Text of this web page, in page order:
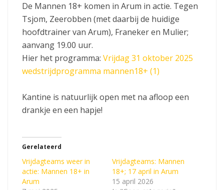
De Mannen 18+ komen in Arum in actie. Tegen
Tsjom, Zeerobben (met daarbij de huidige
hoofdtrainer van Arum), Franeker en Mulier;
aanvang 19.00 uur.
Hier het programma: Vrijdag 31 oktober 2025
wedstrijdprogramma mannen18+ (1)
Kantine is natuurlijk open met na afloop een
drankje en een hapje!
Gerelateerd
Vrijdagteams weer in
actie: Mannen 18+ in
Arum
Vrijdagteams: Mannen
18+; 17 april in Arum
15 april 2026